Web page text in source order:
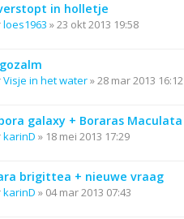
in holletje
loes1963 »23 okt 2013 19:58
Visje in het water»28 mar 2013 16:12
galaxy + Boraras Maculata
karinD » 18 mei 2013 17:29
brigittea + nieuwe vraag
karinD » 04 mar 2013 07:43